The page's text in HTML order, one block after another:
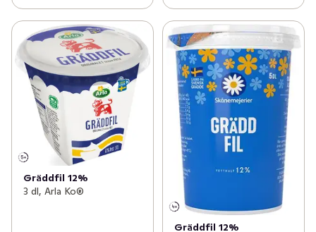
Gräddfil 12%
3 dl, Arla Ko®
Gräddfil 12%